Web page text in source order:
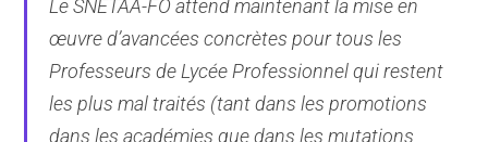
Le SNETAA-FO attend maintenant la mise en
œuvre d’avancées concrètes pour tous les
Professeurs de Lycée Professionnel qui restent
les plus mal traités (tant dans les promotions
dans les académies que dans les mutations